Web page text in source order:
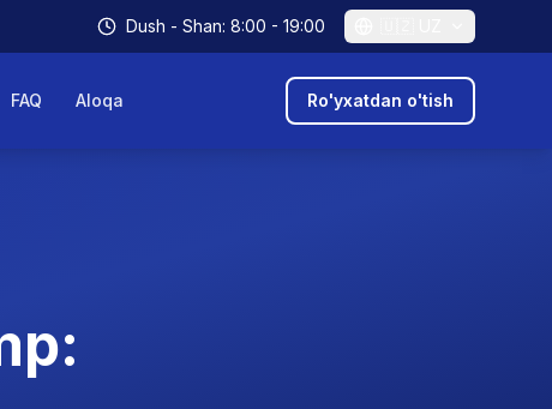
Dush - Shan: 8:00 - 19:00
FAQ Aloqa Ro'yxatdan o'tish